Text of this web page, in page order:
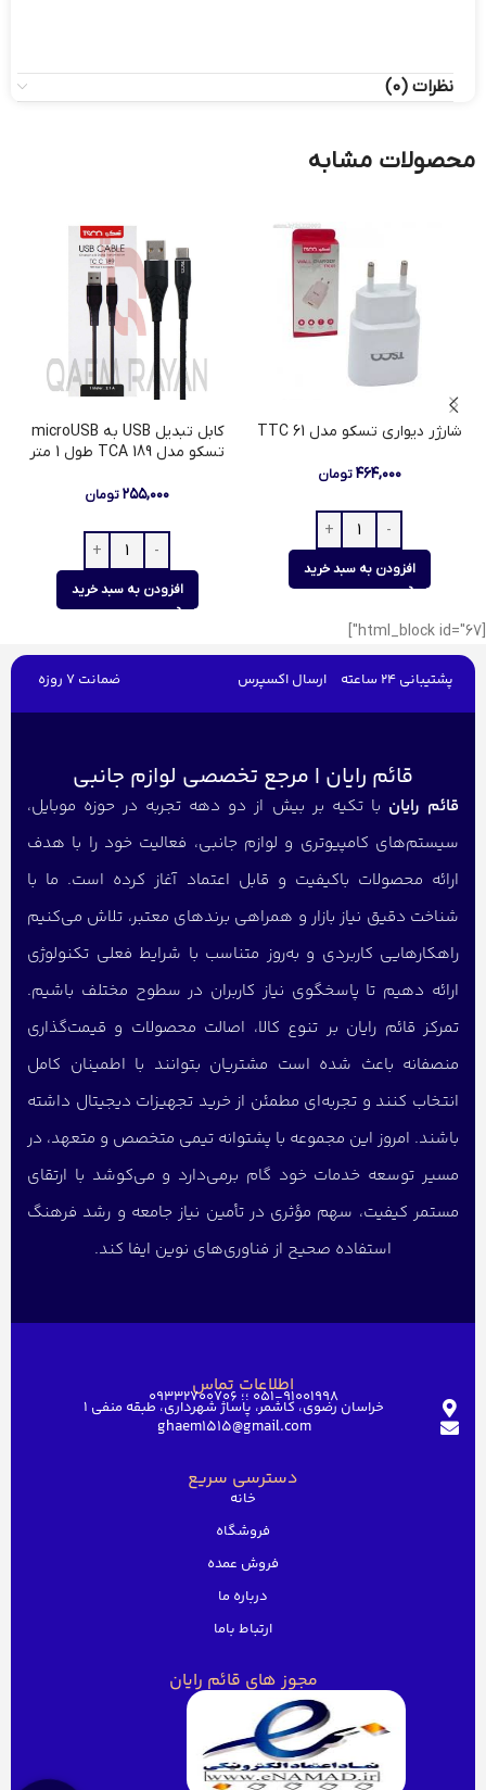
نظرات (0)
محصولات مشابه
شارژر دیواری تسکو مدل TTC 61
۴۶۴,۰۰۰ تومان
افزودن به سبد خرید
کابل تبدیل USB به microUSB
تسکو مدل TCA 189 طول 1 متر
۲۵۵,۰۰۰تومان
افزودن به سبد خرید
[html_block id="67"]
پشتیبانی 24 ساعته ارسال اکسپرس ضمانت 7 روزه
قائم رایان | مرجع تخصصی لوازم جانبی
قائم رایان با تکیه بر بیش از دو دهه تجربه در حوزه موبایل،
سیستم‌های کامپیوتری و لوازم جانبی، فعالیت خود را با هدف
ارائه محصولات باکیفیت و قابل اعتماد آغاز کرده است. ما با
شناخت دقیق نیاز بازار و همراهی برندهای معتبر، تلاش می‌کنیم
راهکارهایی کاربردی و به‌روز متناسب با شرایط فعلی تکنولوژی
ارائه دهیم تا پاسخگوی نیاز کاربران در سطوح مختلف باشیم.
تمرکز قائم رایان بر تنوع کالا، اصالت محصولات و قیمت‌گذاری
منصفانه باعث شده است مشتریان بتوانند با اطمینان کامل
انتخاب کنند و تجربه‌ای مطمئن از خرید تجهیزات دیجیتال داشته
باشند. امروز این مجموعه با پشتوانه تیمی متخصص و متعهد، در
مسیر توسعه خدمات خود گام برمی‌دارد و می‌کوشد با ارتقای
مستمر کیفیت، سهم مؤثری در تأمین نیاز جامعه و رشد فرهنگ
استفاده صحیح از فناوری‌های نوین ایفا کند.
اطلاعات تماس051-91001998 ؛؛ 09332700706
خراسان رضوی، کاشمر، پاساژ شهرداری، طبقه منفی ۱
ghaem1515@gmail.com
دسترسی سریع
خانه
فروشگاه
فروش عمده
درباره ما
ارتباط باما
مجوز های قائم رایان